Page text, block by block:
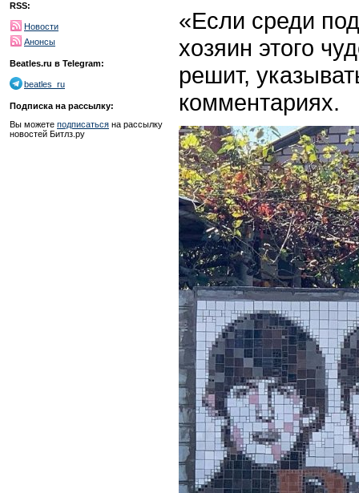
RSS:
Новости
Анонсы
Beatles.ru в Telegram:
beatles_ru
Подписка на рассылку:
Вы можете подписаться на рассылку
новостей Битлз.ру
«Если среди
хозяин этого
решит,
комментариях.